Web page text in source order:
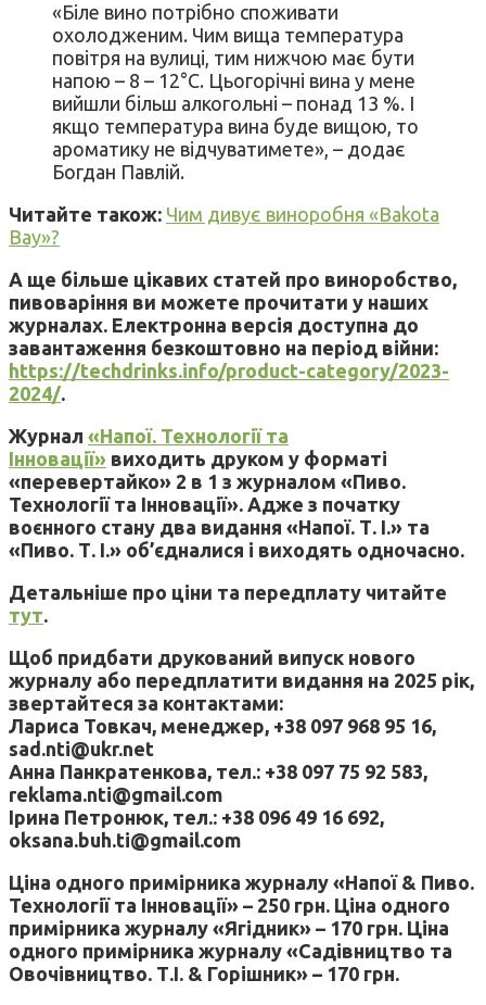
«Біле вино потрібно споживати
охолодженим. Чим вища температура
повітря на вулиці, тим нижчою має бути
напою – 8 – 12°С. Цьогорічні вина у мене
вийшли більш алкогольні – понад 13 %. І
якщо температура вина буде вищою, то
ароматику не відчуватимете», – додає
Богдан Павлій.
Читайте також: Чим дивує виноробня «Bakota
Bay»?
А ще більше цікавих статей про виноробство,
пивоваріння ви можете прочитати у наших
журналах. Електронна версія доступна до
завантаження безкоштовно на період війни:
https://techdrinks.info/product-category/2023-
2024/.
Журнал «Напої. Технології та
Інновації» виходить друком у форматі
«перевертайко» 2 в 1 з журналом «Пиво.
Технології та Інновації». Адже з початку
воєнного стану два видання «Напої. Т. І.» та
«Пиво. Т. І.» об’єдналися і виходять одночасно.
Детальніше про ціни та передплату читайте
тут.
Щоб придбати друкований випуск нового
журналу або передплатити видання на 2025 рік,
звертайтеся за контактами:
Лариса Товкач, менеджер, +38 097 968 95 16,
sad.nti@ukr.net
Анна Панкратенкова, тел.: +38 097 75 92 583,
reklama.nti@gmail.com
Ірина Петронюк, тел.: +38 096 49 16 692,
oksana.buh.ti@gmail.com
Ціна одного примірника журналу «Напої & Пиво.
Технології та Інновації» – 250 грн. Ціна одного
примірника журналу «Ягідник» – 170 грн. Ціна
одного примірника журналу «Садівництво та
Овочівництво. Т.І. & Горішник» – 170 грн.